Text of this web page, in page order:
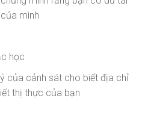
mình
học
của cảnh sát cho biết địa chỉ
thị thực của bạn